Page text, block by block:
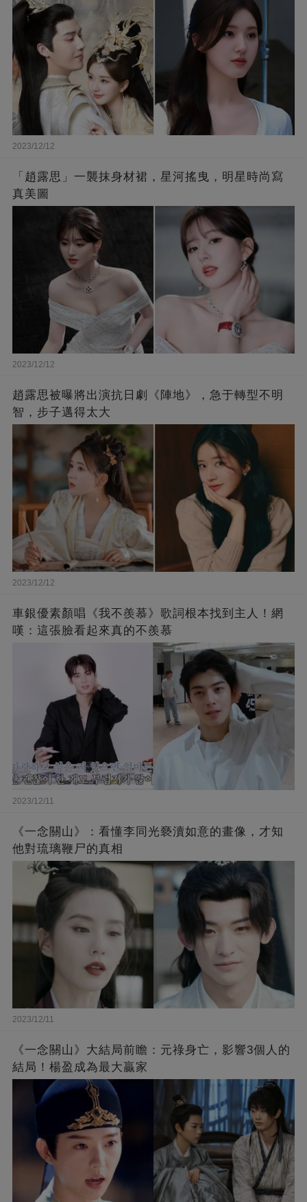
2023/12/12
「趙露思」一襲抹身材裙，星河搖曳，明星時尚寫
真美圖
2023/12/12
趙露思被曝將出演抗日劇《陣地》，急于轉型不明
智，步子邁得太大
2023/12/12
車銀優素顏唱《我不羨慕》歌詞根本找到主人！網
嘆：這張臉看起來真的不羨慕
2023/12/11
《一念關山》：看懂李同光褻瀆如意的畫像，才知
他對琉璃鞭尸的真相
2023/12/11
《一念關山》大結局前瞻：元祿身亡，影響3個人的
結局！楊盈成為最大贏家